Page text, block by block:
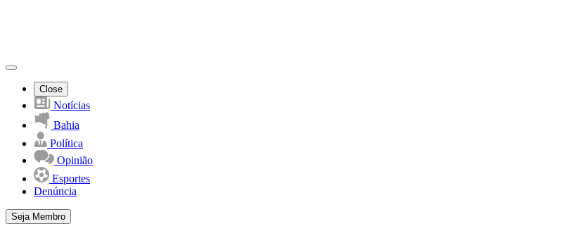
Close
Notícias
Bahia
Política
Opinião
Esportes
Denúncia
Seja Membro